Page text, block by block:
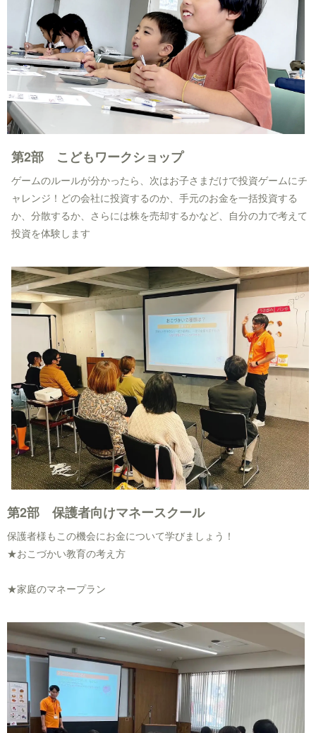
第2部 こどもワークショップ
ゲームのルールが分かったら、次はお子さまだけで投資ゲームにチ
ャレンジ！どの会社に投資するのか、手元のお金を一括投資する
か、分散するか、さらには株を売却するかなど、自分の力で考えて
投資を体験します
第2部 保護者向けマネースクール
保護者様もこの機会にお金について学びましょう！
★おこづかい教育の考え方
★家庭のマネープラン